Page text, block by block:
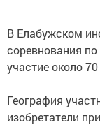
В Елабужском
соревнования
участие около
География
изобретатели